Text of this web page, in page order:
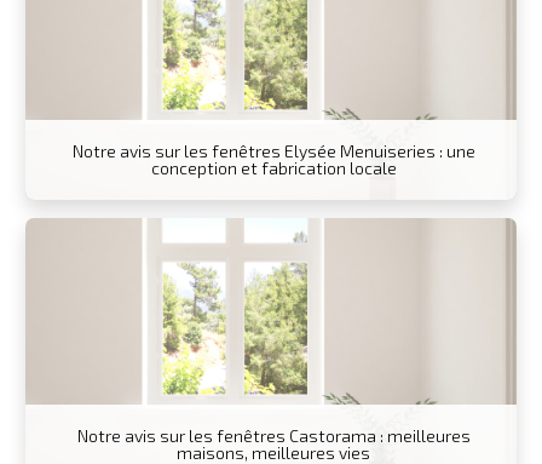
Notre avis sur les fenêtres Elysée Menuiseries : une
conception et fabrication locale
Notre avis sur les fenêtres Castorama : meilleures
maisons, meilleures vies